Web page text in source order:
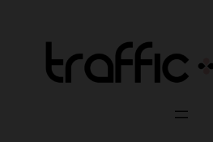
content